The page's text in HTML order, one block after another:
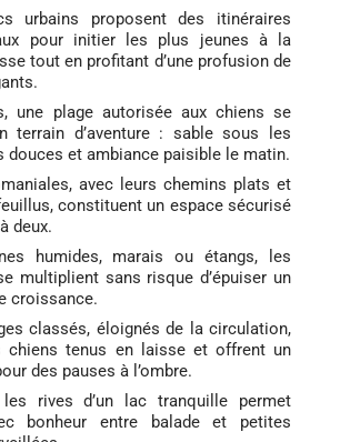
urbains proposent des itinéraires
pour initier les plus jeunes à la
tout en profitant d’une profusion de
une plage autorisée aux chiens se
terrain d’aventure : sable sous les
douces et ambiance paisible le matin.
avec leurs chemins plats et
constituent un espace sécurisé
deux.
humides, marais ou étangs, les
multiplient sans risque d’épuiser un
croissance.
classés, éloignés de la circulation,
chiens tenus en laisse et offrent un
des pauses à l’ombre.
rives d’un lac tranquille permet
bonheur entre balade et petites